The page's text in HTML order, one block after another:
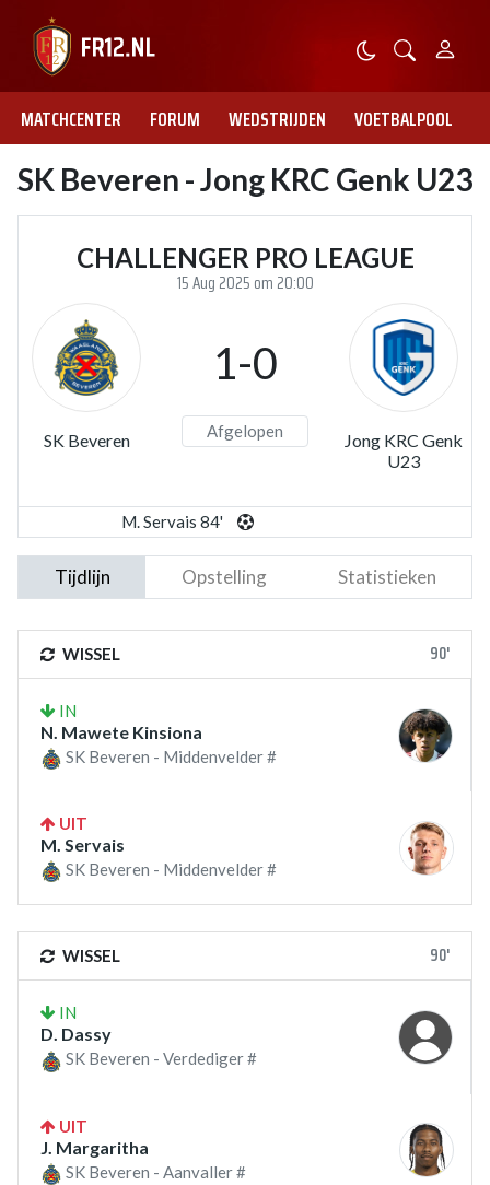
MATCHCENTER FORUM WEDSTRIJDEN VOETBALPOOL
SK Beveren - Jong KRC Genk U23
CHALLENGER PRO LEAGUE
15 Aug 2025 om 20:00
SK Beveren
1-0
Afgelopen
Jong KRC Genk
U23
M. Servais 84'
Tijdlijn Opstelling Statistieken
WISSEL 90'
IN
N. Mawete Kinsiona
SK Beveren - Middenvelder #
UIT
M. Servais
SK Beveren - Middenvelder #
WISSEL 90'
IN
D. Dassy
SK Beveren - Verdediger #
UIT
J. Margaritha
SK Beveren - Aanvaller #